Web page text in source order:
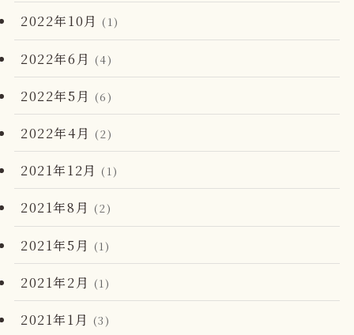
2022年10月 (1)
2022年6月 (4)
2022年5月 (6)
2022年4月 (2)
2021年12月 (1)
2021年8月 (2)
2021年5月 (1)
2021年2月 (1)
2021年1月 (3)